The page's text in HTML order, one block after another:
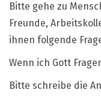
Bitte gehe zu
Freunde,
ihnen folgende
Wenn ich Gott
Bitte schreibe die